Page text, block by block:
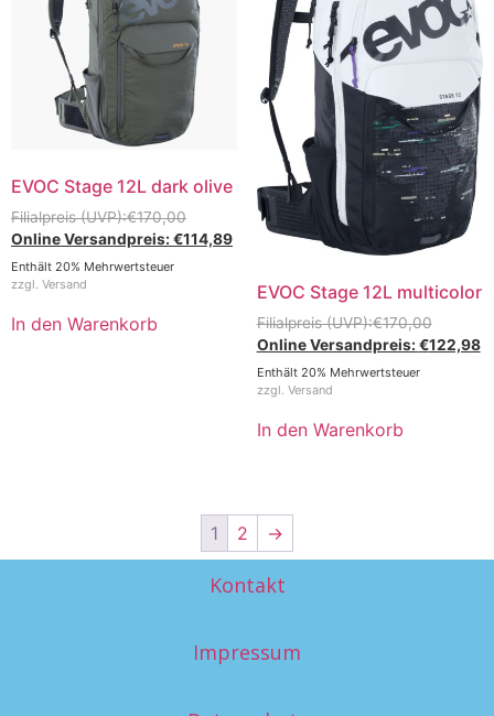
EVOC Stage 12L dark olive
€170,00
€114,89
Enthält 20% Mehrwertsteuer
zzgl. Versand
In den Warenkorb
EVOC Stage 12L multicolor
€170,00
€122,98
Enthält 20% Mehrwertsteuer
zzgl. Versand
In den Warenkorb
1 2 →
Kontakt
Impressum